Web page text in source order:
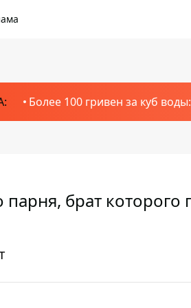
Более 100 гривен за куб
брат которого